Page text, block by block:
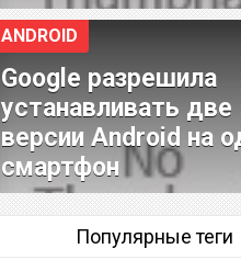
ANDROID
Google разрешила
устанавливать две
версии Android на
смартфон
Популярные теги